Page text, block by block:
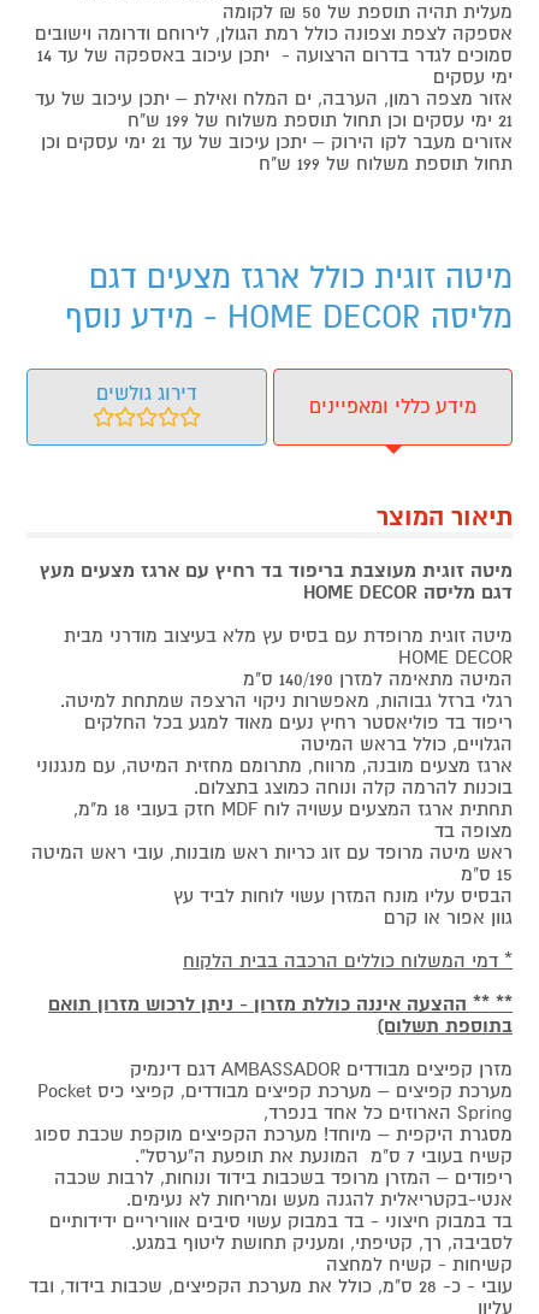
מעלית תהיה תוספת של 50 ₪ לקומה
אספקה לצפת וצפונה כולל רמת הגולן, לירוחם ודרומה וישובים
סמוכים לגדר בדרום הרצועה - יתכן עיכוב באספקה של עד 14
ימי עסקים
אזור מצפה רמון, הערבה, ים המלח ואילת – יתכן עיכוב של עד
21 ימי עסקים וכן תחול תוספת משלוח של 199 ש"ח
אזורים מעבר לקו הירוק – יתכן עיכוב של עד 21 ימי עסקים וכן
תחול תוספת משלוח של 199 ש"ח
מיטה זוגית כולל ארגז מצעים דגם
מליסה HOME DECOR - מידע נוסף
מידע כללי ומאפיינים
דירוג גולשים
תיאור המוצר
מיטה זוגית מעוצבת בריפוד בד רחיץ עם ארגז מצעים מעץ
דגם מליסה HOME DECOR
מיטה זוגית מרופדת עם בסיס עץ מלא בעיצוב מודרני מבית
HOME DECOR
המיטה מתאימה למזרן 140/190 ס"מ
רגלי ברזל גבוהות, מאפשרות ניקוי הרצפה שמתחת למיטה.
ריפוד בד פוליאסטר רחיץ נעים מאוד למגע בכל החלקים
הגלויים, כולל בראש המיטה
ארגז מצעים מובנה, מרווח, מתרומם מחזית המיטה, עם מנגנוני
בוכנות להרמה קלה ונוחה כמוצג בתצלום.
תחתית ארגז המצעים עשויה לוח MDF חזק בעובי 18 מ"מ,
מצופה בד
ראש מיטה מרופד עם זוג כריות ראש מובנות, עובי ראש המיטה
15 ס"מ
הבסיס עליו מונח המזרן עשוי לוחות לביד עץ
גוון אפור או קרם
* דמי המשלוח כוללים הרכבה בבית הלקוח
** ** ההצעה איננה כוללת מזרון - ניתן לרכוש מזרון תואם
בתוספת תשלום)
מזרן קפיצים מבודדים AMBASSADOR דגם דינמיק
מערכת קפיצים – מערכת קפיצים מבודדים, קפיצי כיס Pocket
Spring הארוזים כל אחד בנפרד,
מסגרת היקפית – מיוחד! מערכת הקפיצים מוקפת שכבת ספוג
קשיח בעובי 7 ס"מ המונעת את תופעת ה"ערסל".
ריפודים – המזרן מרופד בשכבות בידוד ונוחות, לרבות שכבה
אנטי-בקטריאלית להגנה מעש ומריחות לא נעימים.
בד במבוק חיצוני - בד במבוק עשוי סיבים אווריריים ידידותיים
לסביבה, רך, קטיפתי, ומעניק תחושת ליטוף במגע.
קשיחות - קשיח למחצה
עובי - כ- 28 ס"מ, כולל את מערכת הקפיצים, שכבות בידוד, ובד
עליון